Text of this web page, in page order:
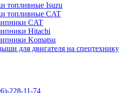
топливные Isuzu
топливные CAT
CAT
Hitachi
Komatsu
для двигателя на спецтехнику
228-11-74